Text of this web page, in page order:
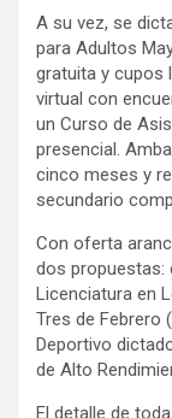
A su vez, se
para Adultos
gratuita y cupos
virtual con
un Curso de
presencial.
cinco meses y
secundario
Con oferta
dos propuestas:
Licenciatura en
Tres de Febrero
Deportivo
de Alto
El detalle de